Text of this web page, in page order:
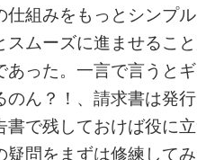
仕組みをもっとシンプ
スムーズに進ませるこ
あった。一言で言うと
のん？！、請求書は発
書で残しておけば役に
疑問をまずは修練して